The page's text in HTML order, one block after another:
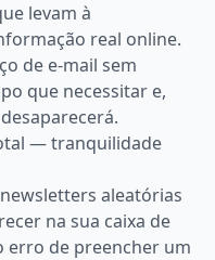
levam à
real online.
de e-mail sem
que necessitar e,
— tranquilidade
aleatórias
na sua caixa de
erro de preencher um